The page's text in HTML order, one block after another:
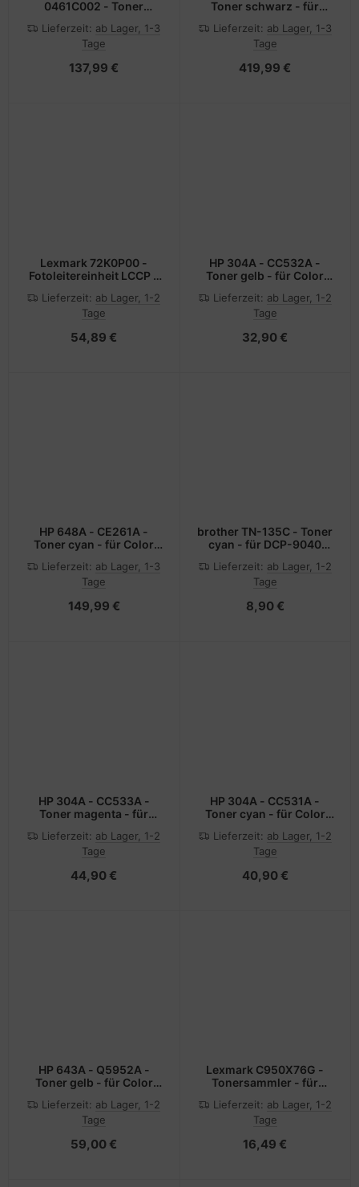
0461C002 - Toner
imageCLASS
LBP712Cdn, LBP712Cx
Lieferzeit: ab Lager, 1-3
Tage
137,99 €
Toner schwarz - für
MS826, MX722, MX725,
MX822, MX826
Lieferzeit: ab Lager, 1-3
Tage
419,99 €
Lexmark 72K0P00 -
Fotoleitereinheit LCCP -
CX820, CX825, CX827,
CX860, XC6152,
XC8163
Lieferzeit: ab Lager, 1-2
Tage
54,89 €
HP 304A - CC532A -
Toner gelb - für Color
CM2320n, CM2320nf,
CP2025, CP2025dn,
Lieferzeit: ab Lager, 1-2
Tage
32,90 €
HP 648A - CE261A -
Toner cyan - für Color
CP4025dn, CP4025n,
CP4525dn, CP4525n,
Lieferzeit: ab Lager, 1-3
Tage
149,99 €
brother TN-135C - Toner
cyan - für DCP-9040
4050 4070 MFC-9420
9440 9450 9840
Lieferzeit: ab Lager, 1-2
Tage
8,90 €
HP 304A - CC533A -
Toner magenta - für
CM2320fxi, CM2320n,
CM2320nf, CP2025,
CP2025x
Lieferzeit: ab Lager, 1-2
Tage
44,90 €
HP 304A - CC531A -
Toner cyan - für Color
CM2320n, CM2320nf,
CP2025, CP2025dn,
Lieferzeit: ab Lager, 1-2
Tage
40,90 €
HP 643A - Q5952A -
Toner gelb - für Color
4700dtn, 4700n,
4700ph+
Lieferzeit: ab Lager, 1-2
Tage
59,00 €
Lexmark C950X76G -
Tonersammler - für
X954, XS950, XS955
Lieferzeit: ab Lager, 1-2
Tage
16,49 €